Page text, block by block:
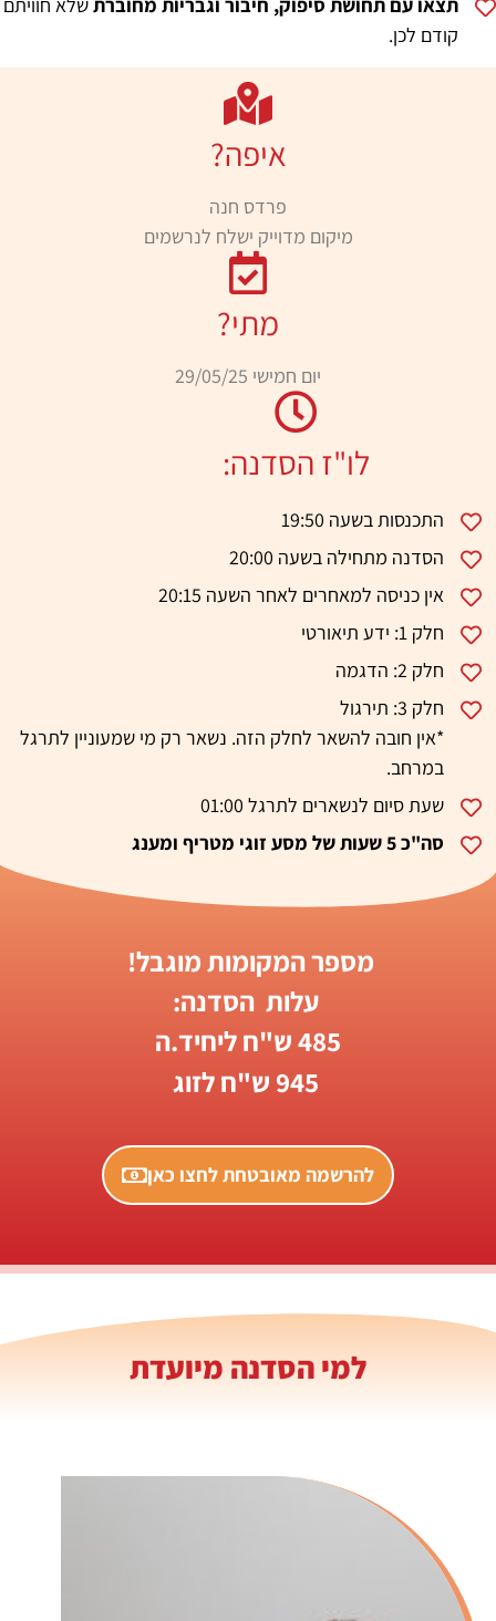
קודם לכן.
איפה?
פרדס חנה
מיקום מדוייק ישלח לנרשמים
מתי?
יום חמישי 29/05/25
לו"ז הסדנה:
התכנסות בשעה 19:50
הסדנה מתחילה בשעה 20:00
אין כניסה למאחרים לאחר השעה 20:15
חלק 1: ידע תיאורטי
חלק 2: הדגמה
חלק 3: תירגול
*אין חובה להשאר לחלק הזה. נשאר רק מי שמעוניין לתרגל
במרחב.
שעת סיום לנשארים לתרגל 01:00
סה"כ 5 שעות של מסע זוגי מטריף ומענג
מספר המקומות מוגבל!
עלות הסדנה:
485 ש"ח ליחיד.ה
להרשמה מאובטחת לחצו כאן
למי הסדנה מיועדת